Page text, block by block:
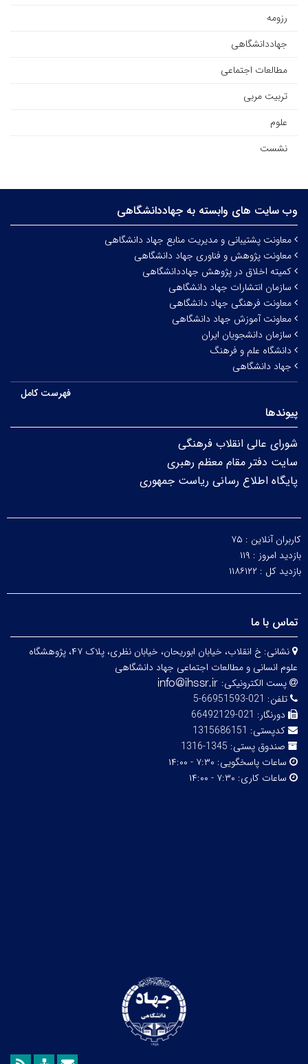
رزومه
جهاددانشگاهی
مطالعات اجتماعی
تربیت مربی
علوم
نشست
وب سایت های وابسته به جهاددانشگاهی
معاونت پشتیبانی و مدیریت منابع جهاد دانشگاهی
معاونت پژوهش و فناوری جهاد دانشگاهی
کمیته اخلاق در پژوهش جهاددانشگاهی
سازمان انتشارات جهاد دانشگاهی
معاونت فرهنگی جهاد دانشگاهی
معاونت آموزش جهاد دانشگاهی
سازمان دانشجویان ایران
دانشگاه علم و فرهنگ
جهاد دانشگاهی
فهرست کامل
پیوندها
شورای عالی انقلاب فرهنگی
سایت دفتر مقام معظم رهبری
پایگاه اطلاع رسانی ریاست جمهوری
کاربران آنلاین : ۷۵
بازدید امروز : ۱۱۹
بازدید کل : ۱۱۸۶۱۲۲
تماس با ما
نشانی:
خ انقلاب، خیابان ابوریحان، خیابان نظری، پلاک ۴۷، پژوهشگاه
علوم انسانی و مطالعات اجتماعی جهاد دانشگاهی
پست الکترونیکی:
تلفن: 021-66951593-5
دورنگار: 021-66492129
کدپستی: 1315686151
صندوق پستی: 1345-1316
ساعات پاسخگویی: ۷:۳۰ - ۱۴:۰۰
ساعات کاری: ۷:۳۰ - ۱۴:۰۰